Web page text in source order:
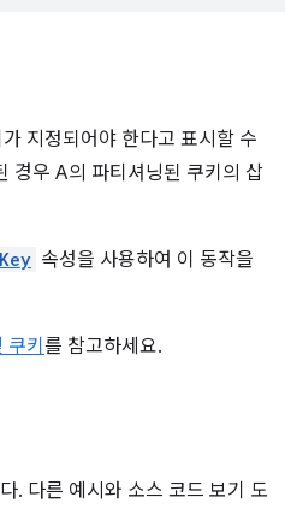
지정되어야 한다고 표시할 수
경우 A의 파티셔닝된 쿠키의 삽
속성을 사용하여 이 동작을
키 를 참고하세요.
. 다른 예시와 소스 코드 보기 도